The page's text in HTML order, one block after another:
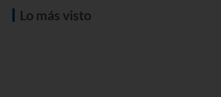
Lo más visto